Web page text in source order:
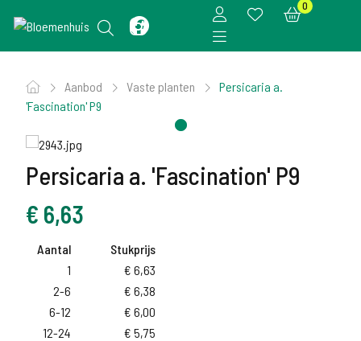
0
Aanbod Vaste planten
Persicaria a.
'Fascination' P9
Persicaria a. 'Fascination' P9
€ 6,63
Aantal
Stukprijs
1
€ 6,63
2-6
€ 6,38
6-12
€ 6,00
12-24
€ 5,75